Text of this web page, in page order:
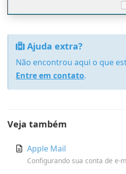
Ajuda extra?
Não encontrou aqui o que
Entre em contato.
Veja também
Apple Mail
Configurando sua conta de e-